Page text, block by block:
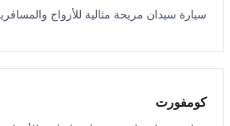
سيارة سيدان مريحة مثالية للأزواج
كومفورت